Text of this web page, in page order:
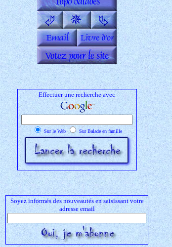
Effectuer une recherche avec
Sur le Web Sur Balade en famille
Soyez informés des nouveautés en saisissant votre
adresse email